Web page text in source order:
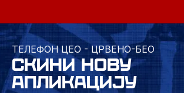
ТЕЛЕФОН ЦЕО - ЦРВЕНО-БЕО
СКИНИ НОВУ
АПЛИКАЦИЈУ